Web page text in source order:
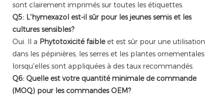
sont clairement imprimés sur toutes les étiquettes.
Q5: L'hymexazol est-il sûr pour les jeunes semis et les
cultures sensibles?
Oui. Il a Phytotoxicité faible et est sûr pour une utilisation
dans les pépinières, les serres et les plantes ornementales
lorsqu'elles sont appliquées à des taux recommandés.
Q6: Quelle est votre quantité minimale de commande
(MOQ) pour les commandes OEM?